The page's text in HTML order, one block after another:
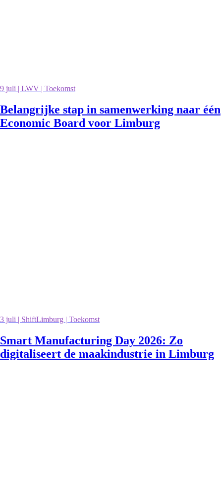
9 juli | LWV | Toekomst
Belangrijke stap in samenwerking naar één
Economic Board voor Limburg
3 juli | ShiftLimburg | Toekomst
Smart Manufacturing Day 2026: Zo
digitaliseert de maakindustrie in Limburg